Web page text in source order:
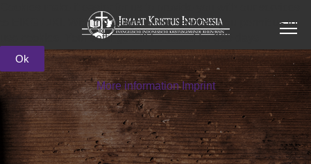
to EIKG / JKI. With the usage of our services you permit us to
use cookies. Your settings will be saved for 365 days.
Ok
More information Imprint